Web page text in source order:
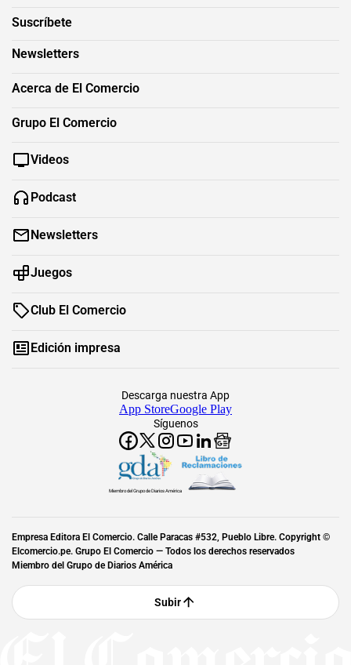
Suscríbete
Newsletters
Acerca de El Comercio
Grupo El Comercio
Videos
Podcast
Newsletters
Juegos
Club El Comercio
Edición impresa
Síguenos
Descarga nuestra App
App StoreGoogle Play
Miembro del Grupo de Diarios América
Empresa Editora El Comercio. Calle Paracas #532, Pueblo Libre. Copyright ©
Elcomercio.pe. Grupo El Comercio — Todos los derechos reservados
Miembro del Grupo de Diarios América
Subir